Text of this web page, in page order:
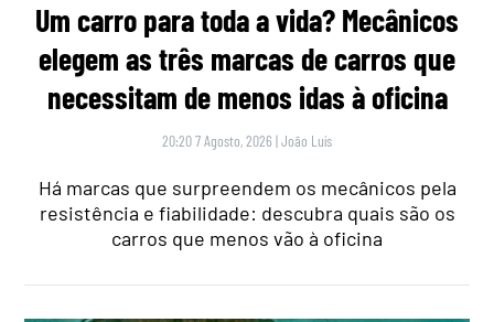
Um carro para toda a vida? Mecânicos
elegem as três marcas de carros que
necessitam de menos idas à oficina
20:20 7 Agosto, 2026 |João Luís
Há marcas que surpreendem os mecânicos pela
resistência e fiabilidade: descubra quais são os
carros que menos vão à oficina